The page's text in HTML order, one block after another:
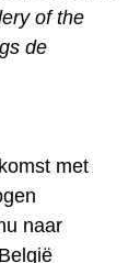
of the
de
met
naar